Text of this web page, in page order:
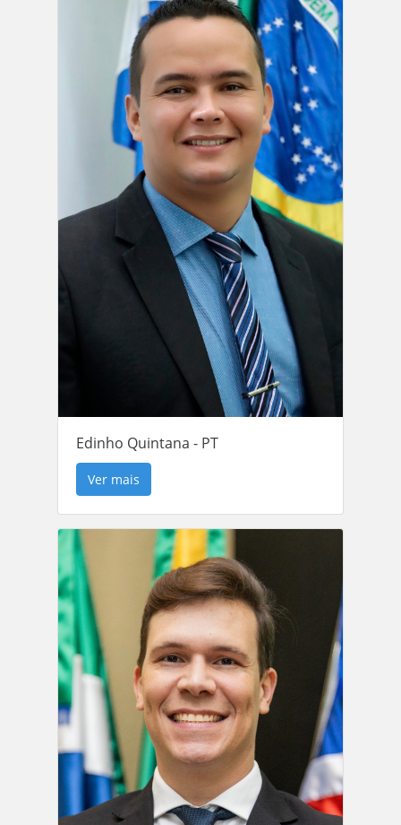
Edinho Quintana - PT
Ver mais